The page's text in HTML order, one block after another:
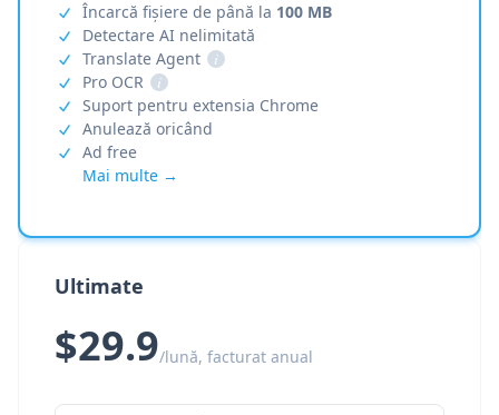
Încarcă fișiere de până la 100 MB
Detectare AI nelimitată
Translate Agent
i
Pro OCR
i
Suport pentru extensia Chrome
Anulează oricând
Ad free
Mai multe →
Ultimate
$29.9/lună, facturat anual